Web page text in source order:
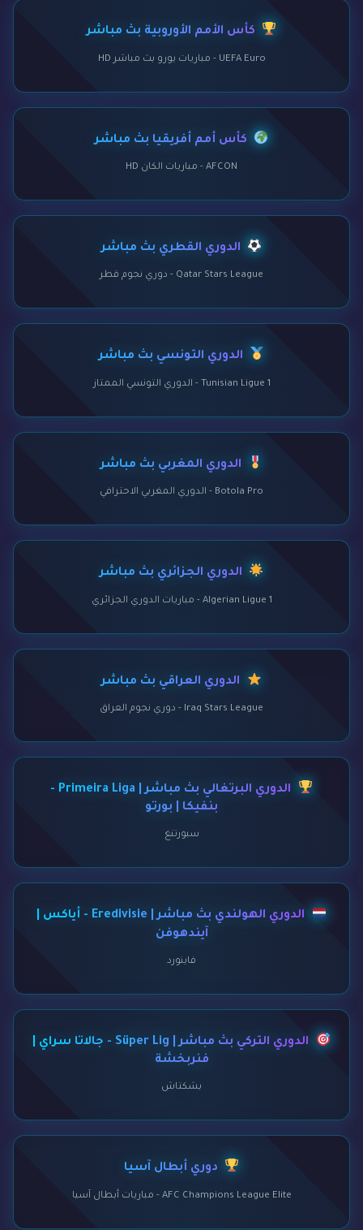
كأس الأمم الأوروبية بث مباشر
UEFA Euro - مباريات يورو بث مباشر HD
كأس أمم أفريقيا بث مباشر
AFCON - مباريات الكان HD
الدوري القطري بث مباشر
Qatar Stars League - دوري نجوم قطر
الدوري التونسي بث مباشر
Tunisian Ligue 1 - الدوري التونسي الممتاز
الدوري المغربي بث مباشر
Botola Pro - الدوري المغربي الاحترافي
الدوري الجزائري بث مباشر
Algerian Ligue 1 - مباريات الدوري الجزائري
الدوري العراقي بث مباشر
Iraq Stars League - دوري نجوم العراق
الدوري البرتغالي بث مباشر | Primeira Liga -
بنفيكا | بورتو
سبورتنغ
الدوري الهولندي بث مباشر | Eredivisie - أياكس |
آيندهوفن
فاينورد
الدوري التركي بث مباشر | Süper Lig - جالاتا سراي |
فنربخشة
بشكتاش
دوري أبطال آسيا
AFC Champions League Elite - مباريات أبطال آسيا